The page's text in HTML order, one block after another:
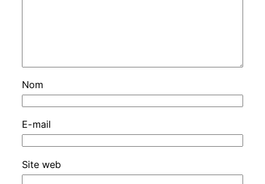
Nom
E-mail
Site web